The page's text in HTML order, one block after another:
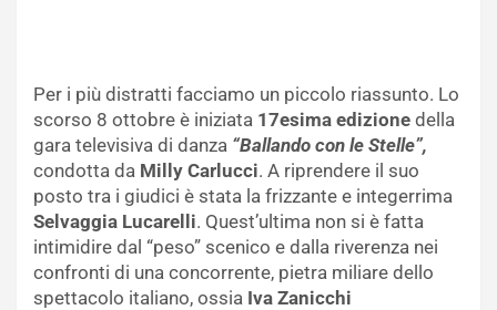
Per i più distratti facciamo un piccolo riassunto. Lo
scorso 8 ottobre è iniziata 17esima edizione della
gara televisiva di danza “Ballando con le Stelle”,
condotta da Milly Carlucci. A riprendere il suo
posto tra i giudici è stata la frizzante e integerrima
Selvaggia Lucarelli. Quest’ultima non si è fatta
intimidire dal “peso” scenico e dalla riverenza nei
confronti di una concorrente, pietra miliare dello
spettacolo italiano, ossia Iva Zanicchi